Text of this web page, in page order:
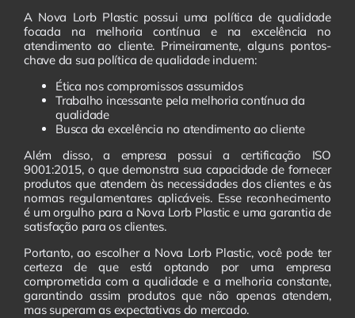
A Nova Lorb Plastic possui uma política de qualidade
focada na melhoria contínua e na excelência no
atendimento ao cliente. Primeiramente, alguns pontos-
chave da sua política de qualidade incluem:
Ética nos compromissos assumidos
Trabalho incessante pela melhoria contínua da
qualidade
Busca da excelência no atendimento ao cliente
Além disso, a empresa possui a certificação ISO
9001:2015, o que demonstra sua capacidade de fornecer
produtos que atendem às necessidades dos clientes e às
normas regulamentares aplicáveis. Esse reconhecimento
é um orgulho para a Nova Lorb Plastic e uma garantia de
satisfação para os clientes.
Portanto, ao escolher a Nova Lorb Plastic, você pode ter
certeza de que está optando por uma empresa
comprometida com a qualidade e a melhoria constante,
garantindo assim produtos que não apenas atendem,
mas superam as expectativas do mercado.